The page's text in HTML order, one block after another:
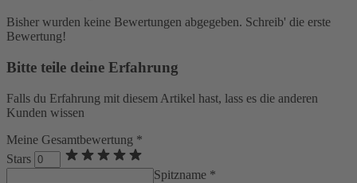
Bisher wurden keine Bewertungen abgegeben. Schreib' die erste
Bewertung!
Bitte teile deine Erfahrung
Falls du Erfahrung mit diesem Artikel hast, lass es die anderen
Kunden wissen
Meine Gesamtbewertung *
Stars
Spitzname *